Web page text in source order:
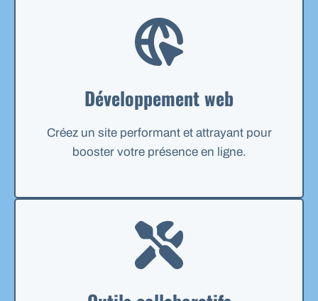
Développement web
Créez un site performant et attrayant pour
booster votre présence en ligne.